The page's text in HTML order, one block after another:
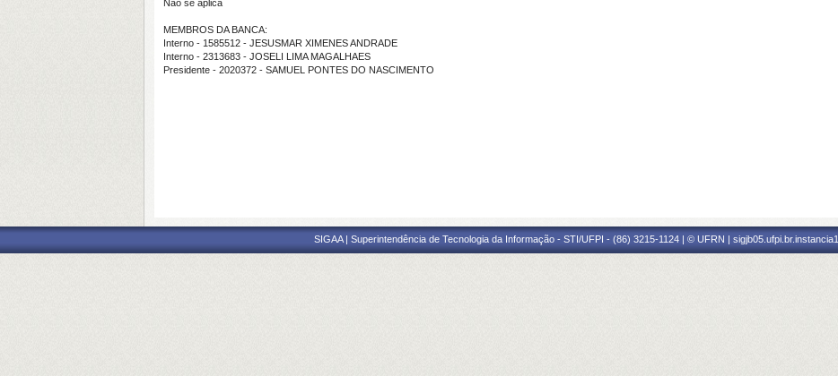
Não se aplica
MEMBROS DA BANCA:
Interno - 1585512 - JESUSMAR XIMENES ANDRADE
Interno - 2313683 - JOSELI LIMA MAGALHAES
Presidente - 2020372 - SAMUEL PONTES DO NASCIMENTO
SIGAA | Superintendência de Tecnologia da Informação - STI/UFPI - (86) 3215-1124 | © UFRN | sigjb05.ufpi.br.instancia1